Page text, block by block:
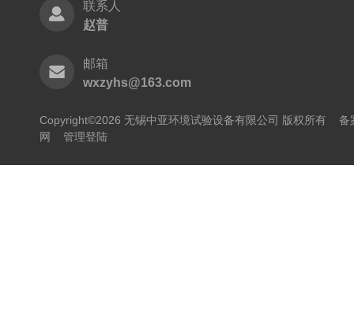
联系人
赵普
邮箱
wxzyhs@163.com
Copyright©2026 无锡中亚环境试验设备有限公司 版权所有 备
网
管理登陆